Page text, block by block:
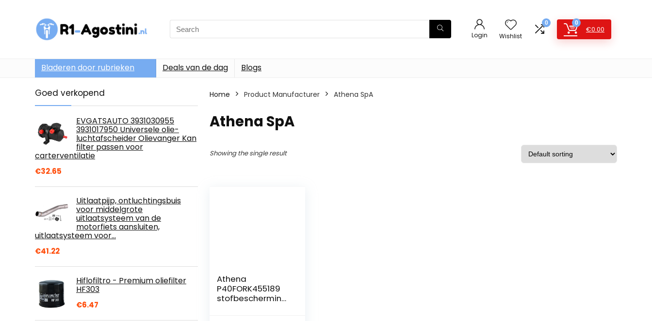
Search
for:
Login Wishlist
0 0
€0.00
Bladeren door rubrieken Deals van de dag Blogs
Goed verkopend
EVGATSAUTO 3931030955
3931017950 Universele olie-
luchtafscheider Olievanger Kan
filter passen voor
carterventilatie
€32.65
Uitlaatpijp, ontluchtingsbuis
voor middelgrote
uitlaatsysteem van de
motorfiets aansluiten,
uitlaatsysteem voor…
€41.22
Hiflofiltro - Premium oliefilter
HF303
€6.47
Home Product Manufacturer Athena SpA
Athena SpA
Showing the single result
Athena
P40FORK455189
stofbescherming